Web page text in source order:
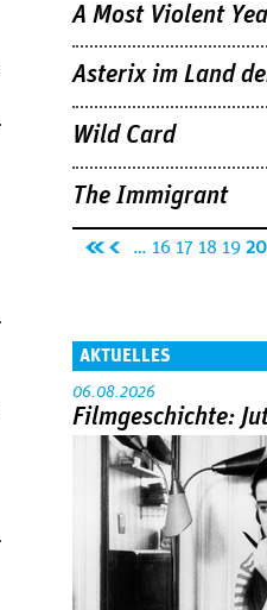
A Most Violent
Asterix im Land
Wild Card
The Immigrant
Seiten
Se
it
e
ig
e
Se
it
e
… 16 17 18 19 20
AKTUELLES
06.08.2026
Filmgeschichte: